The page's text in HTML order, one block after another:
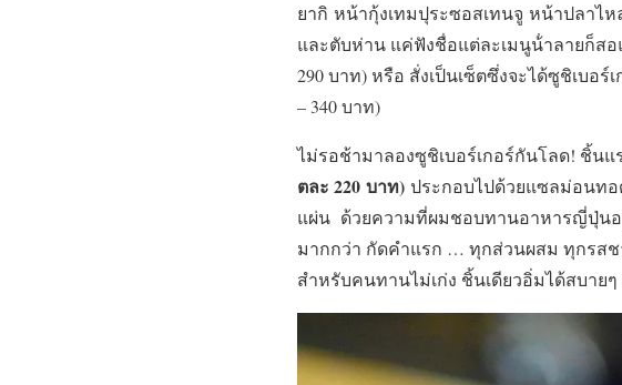
ยากิ หน้ากุ้งเทมปุระซอสเทนจู หน้าปลา
และตับห่าน แค่ฟังชื่อแต่ละเมนูน้ําลายก็ส
290 บาท) หรือ สั่งเป็นเซ็ตซึ่งจะได้ซูชิเบอ
– 340 บาท)
ไม่รอช้ามาลองซูชิเบอร์เกอร์กันโลด! ชิ้นแ
ตละ 220 บาท) ประกอบไปด้วยแซลม่อนท
แผ่น ด้วยความที่ผมชอบทานอาหารญี่ปุ่นอ
มากกว่า กัดคำแรก … ทุกส่วนผสม ทุกรสช
สำหรับคนทานไม่เก่ง ชิ้นเดียวอิ่มได้สบายๆ